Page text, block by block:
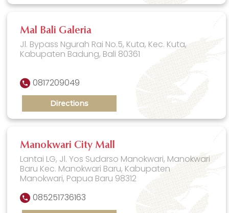
Mal Bali Galeria
Jl. Bypass Ngurah Rai No.5, Kuta, Kec. Kuta,
Kabupaten Badung, Bali 80361
0817209049
Directions
Manokwari City Mall
Lantai LG, Jl. Yos Sudarso Manokwari, Manokwari
Baru Kec. Manokwari Baru, Kabupaten
Manokwari, Papua Baru 98312
085251736163